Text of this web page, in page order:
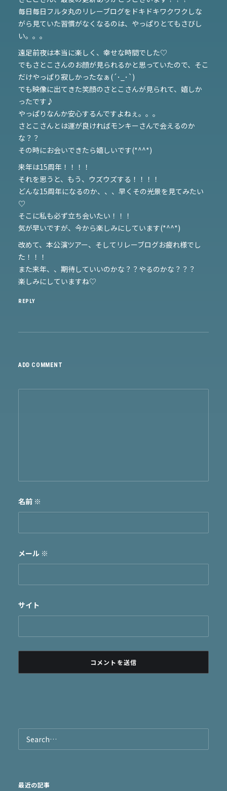
毎日毎日フルタ丸のリレーブログをドキドキワクワクしな
がら見ていた習慣がなくなるのは、やっぱりとてもさびし
い。。。
遠足前夜は本当に楽しく、幸せな時間でした♡
でもさとこさんのお顔が見られるかと思っていたので、そこ
だけやっぱり寂しかったなぁ(´･_･`)
でも映像に出てきた笑顔のさとこさんが見られて、嬉しか
ったです♪
やっぱりなんか安心するんですよねぇ。。。
さとこさんとは運が良ければモンキーさんで会えるのか
な？？
その時にお会いできたら嬉しいです(*^^*)
来年は15周年！！！！
それを思うと、もう、ウズウズする！！！！
どんな15周年になるのか、、、早くその光景を見てみたい
♡
そこに私も必ず立ち会いたい！！！
気が早いですが、今から楽しみにしています(*^^*)
改めて、本公演ツアー、そしてリレーブログお疲れ様でし
た！！！
また来年、、期待していいのかな？？やるのかな？？？
楽しみにしていますね♡
REPLY
ADD COMMENT
名前 ※
メール ※
サイト
最近の記事